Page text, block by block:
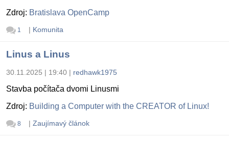
Zdroj: Bratislava OpenCamp
1 | Komunita
Linus a Linus
30.11.2025 | 19:40 | redhawk1975
Stavba počítača dvomi Linusmi
Zdroj: Building a Computer with the CREATOR of Linux!
8 | Zaujímavý článok